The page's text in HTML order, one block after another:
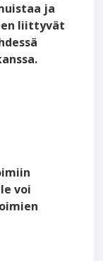
ja
liittyvät
voi